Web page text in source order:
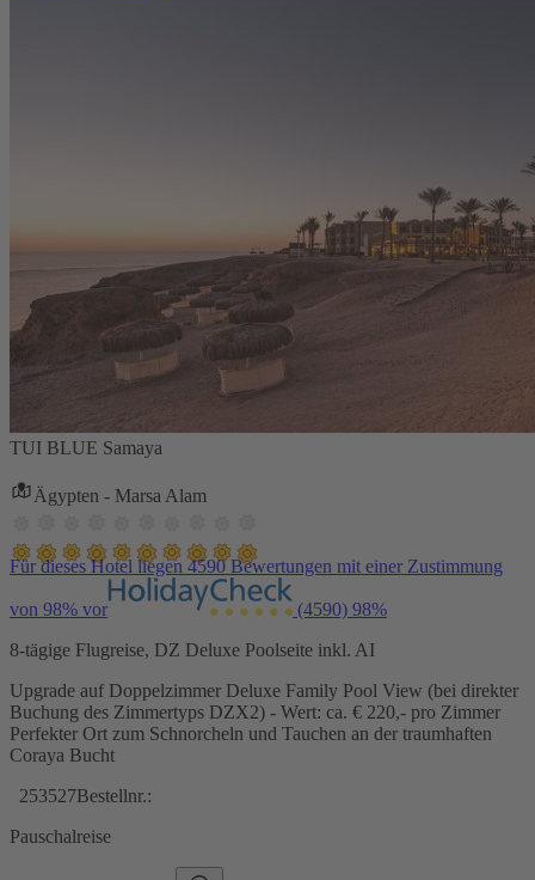
TUI BLUE Samaya
Ägypten - Marsa Alam
Für dieses Hotel liegen 4590 Bewertungen mit einer Zustimmung
von 98% vor (4590) 98%
8-tägige Flugreise, DZ Deluxe Poolseite inkl. AI
Upgrade auf Doppelzimmer Deluxe Family Pool View (bei direkter
Buchung des Zimmertyps DZX2) - Wert: ca. € 220,- pro Zimmer
Perfekter Ort zum Schnorcheln und Tauchen an der traumhaften
Coraya Bucht
253527Bestellnr.:
Pauschalreise